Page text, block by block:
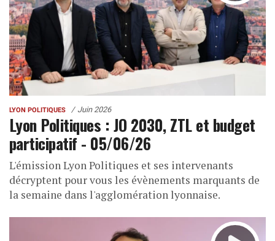
LYON POLITIQUES Juin 2026
Lyon Politiques : JO 2030, ZTL et budget
participatif - 05/06/26
L'émission Lyon Politiques et ses intervenants
décryptent pour vous les évènements marquants de
la semaine dans l'agglomération lyonnaise.